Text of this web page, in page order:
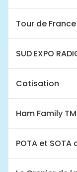
Tour de
SUD EXPO
Cotisation
Ham Family
POTA et